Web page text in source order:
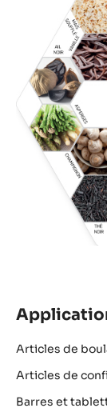
Articles de
Articles de
Barres et